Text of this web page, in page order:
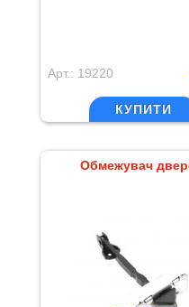
Арт.: 19220
КУПИТИ
Обмежувач